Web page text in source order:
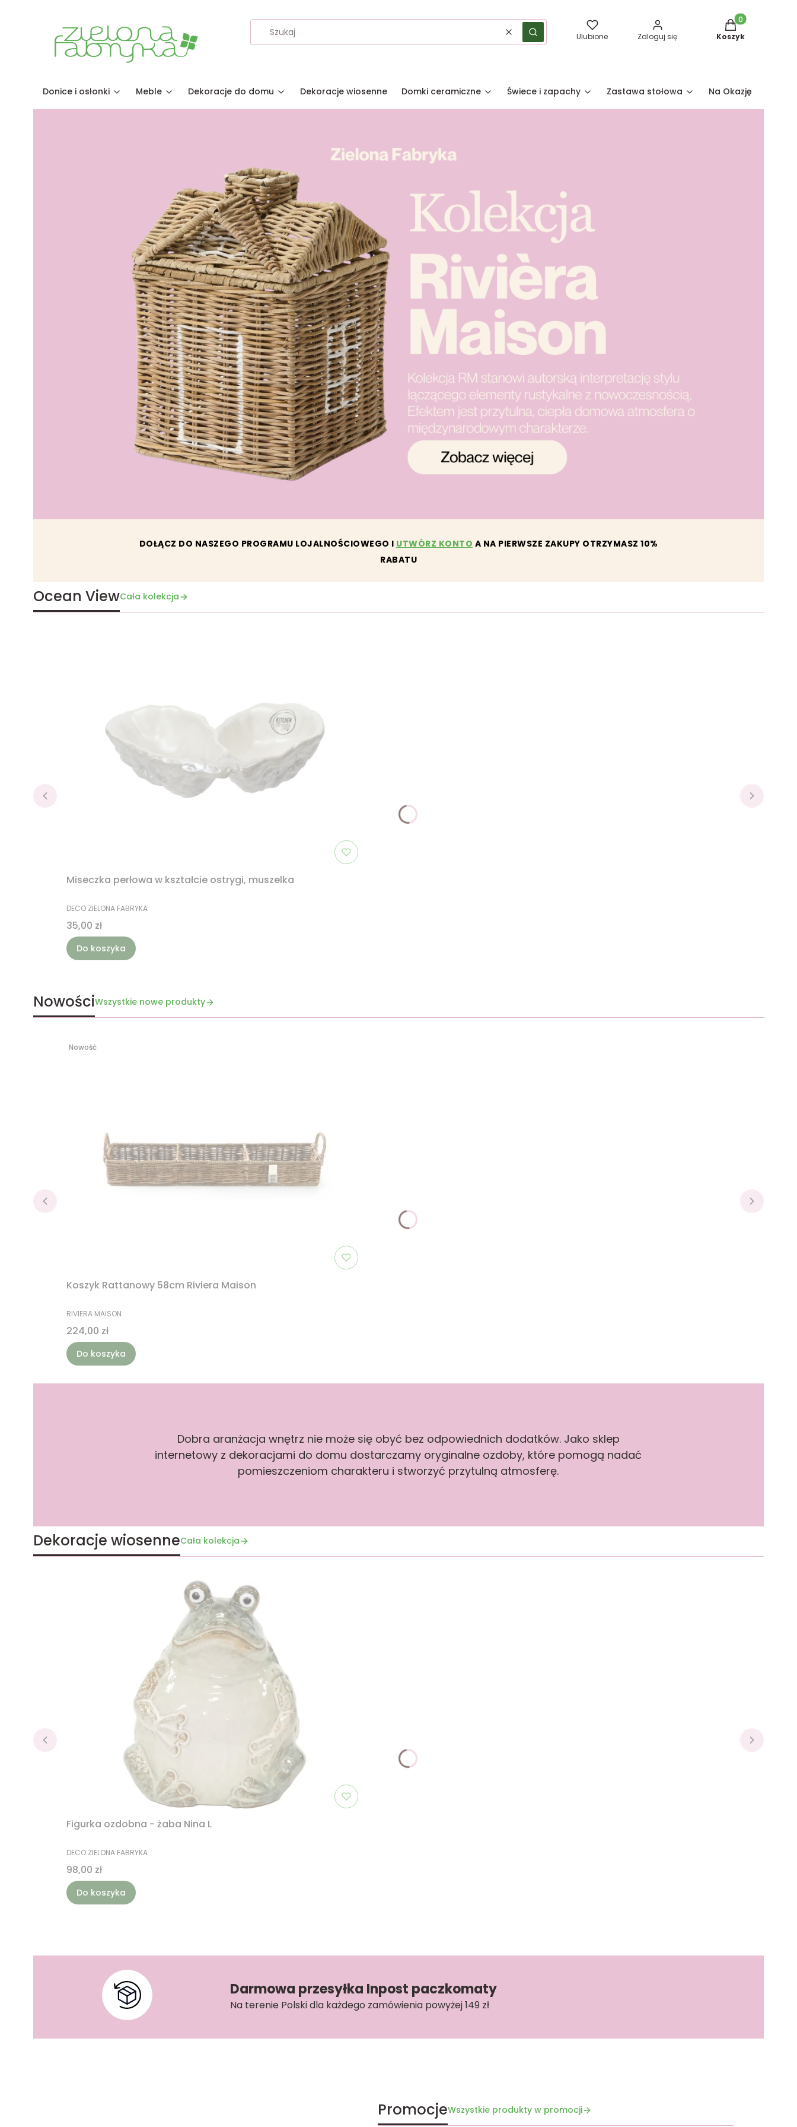
WyczyśćSzukaj Ulubione Zaloguj się
Produkty w
Koszyk
Donice i osłonki Meble Dekoracje do domu Dekoracje wiosenne Domki ceramiczne Świece i zapachy Zastawa stołowa Na Okazję
DOŁĄCZ DO NASZEGO PROGRAMU LOJALNOŚCIOWEGO I UTWÓRZ KONTO A NA PIERWSZE ZAKUPY OTRZYMASZ 10%
RABATU
Ocean ViewCała kolekcja
Miseczka perłowa w kształcie ostrygi, muszelka
PRODUCENT
DECO ZIELONA FABRYKA
Cena
35,00 zł
Do koszyka
NowościWszystkie nowe produkty
Nowość
Koszyk Rattanowy 58cm Riviera Maison
PRODUCENT
RIVIERA MAISON
Cena
224,00 zł
Do koszyka
Dobra aranżacja wnętrz nie może się obyć bez odpowiednich dodatków. Jako sklep
internetowy z dekoracjami do domu dostarczamy oryginalne ozdoby, które pomogą nadać
pomieszczeniom charakteru i stworzyć przytulną atmosferę.
Dekoracje wiosenneCała kolekcja
Figurka ozdobna - żaba Nina L
PRODUCENT
DECO ZIELONA FABRYKA
Cena
98,00 zł
Do koszyka
Darmowa przesyłka Inpost paczkomaty
Na terenie Polski dla każdego zamówienia powyżej 149 zł
PromocjeWszystkie produkty w promocji